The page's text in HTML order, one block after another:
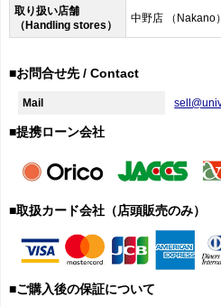
取り扱い店舗
（Handling stores）
中野店 （Nakano）
■お問合せ先 / Contact
Mail
■提携ローン会社
■取扱カード会社（店頭販売のみ）
■ご購入後の保証について